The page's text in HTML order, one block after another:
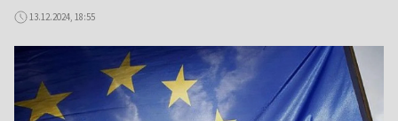
13.12.2024, 18:55